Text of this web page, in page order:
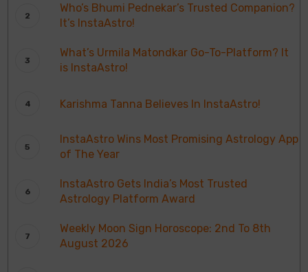
Who’s Bhumi Pednekar’s Trusted Companion?
It’s InstaAstro!
What’s Urmila Matondkar Go-To-Platform? It
is InstaAstro!
Karishma Tanna Believes In InstaAstro!
InstaAstro Wins Most Promising Astrology App
of The Year
InstaAstro Gets India’s Most Trusted
Astrology Platform Award
Weekly Moon Sign Horoscope: 2nd To 8th
August 2026